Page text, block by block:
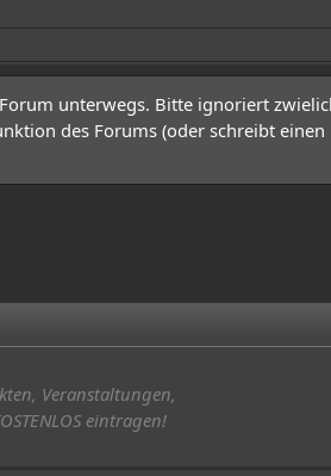
unterwegs. Bitte ignoriert
des Forums (oder schreibt
Veranstaltungen,
eintragen!